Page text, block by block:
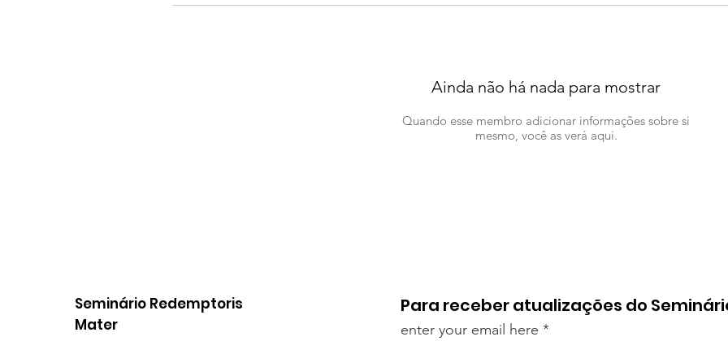
Ainda não há nada para mostrar
Quando esse membro adicionar informações sobre si
mesmo, você as verá aqui.
Seminário Redemptoris
Mater
Para receber atualizações do
enter your email here